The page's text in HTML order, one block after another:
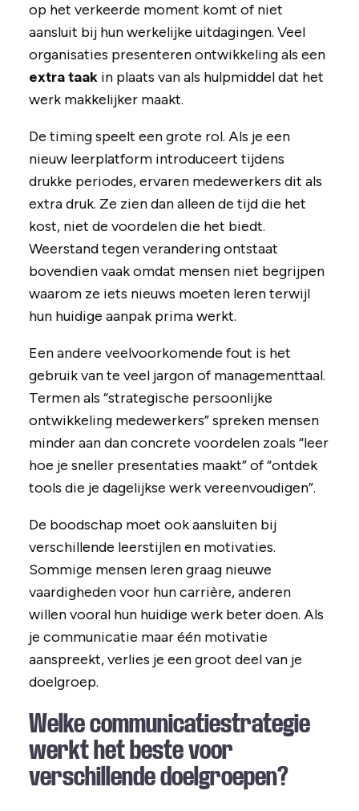
op het verkeerde moment komt of niet
aansluit bij hun werkelijke uitdagingen. Veel
organisaties presenteren ontwikkeling als een
extra taakin plaats van als hulpmiddel dat het
werk makkelijker maakt.
De timing speelt een grote rol. Als je een
nieuw leerplatform introduceert tijdens
drukke periodes, ervaren medewerkers dit als
extra druk. Ze zien dan alleen de tijd die het
kost, niet de voordelen die het biedt.
Weerstand tegen verandering ontstaat
bovendien vaak omdat mensen niet begrijpen
waarom ze iets nieuws moeten leren terwijl
hun huidige aanpak prima werkt.
Een andere veelvoorkomende fout is het
gebruik van te veel jargon of managementtaal.
Termen als “strategische persoonlijke
ontwikkeling medewerkers” spreken mensen
minder aan dan concrete voordelen zoals “leer
hoe je sneller presentaties maakt” of “ontdek
tools die je dagelijkse werk vereenvoudigen”.
De boodschap moet ook aansluiten bij
verschillende leerstijlen en motivaties.
Sommige mensen leren graag nieuwe
vaardigheden voor hun carrière, anderen
willen vooral hun huidige werk beter doen. Als
je communicatie maar één motivatie
aanspreekt, verlies je een groot deel van je
doelgroep.
Welke communicatiestrategie
werkt het beste voor
verschillende doelgroepen?